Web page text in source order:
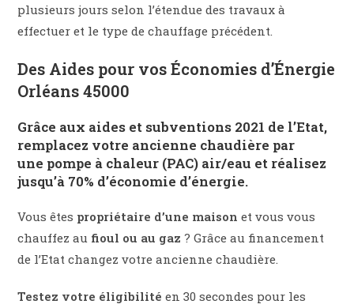
plusieurs jours selon l’étendue des travaux à
effectuer et le type de chauffage précédent.
Des Aides pour vos Économies d’Énergie
Orléans 45000
Grâce aux aides et subventions 2021 de l’Etat,
remplacez votre ancienne chaudière par
une pompe à chaleur (PAC) air/eau et réalisez
jusqu’à 70% d’économie d’énergie.
Vous êtes propriétaire d’une maison et vous vous
chauffez au fioul ou au gaz ? Grâce au financement
de l’Etat changez votre ancienne chaudière.
Testez votre éligibilité en 30 secondes pour les